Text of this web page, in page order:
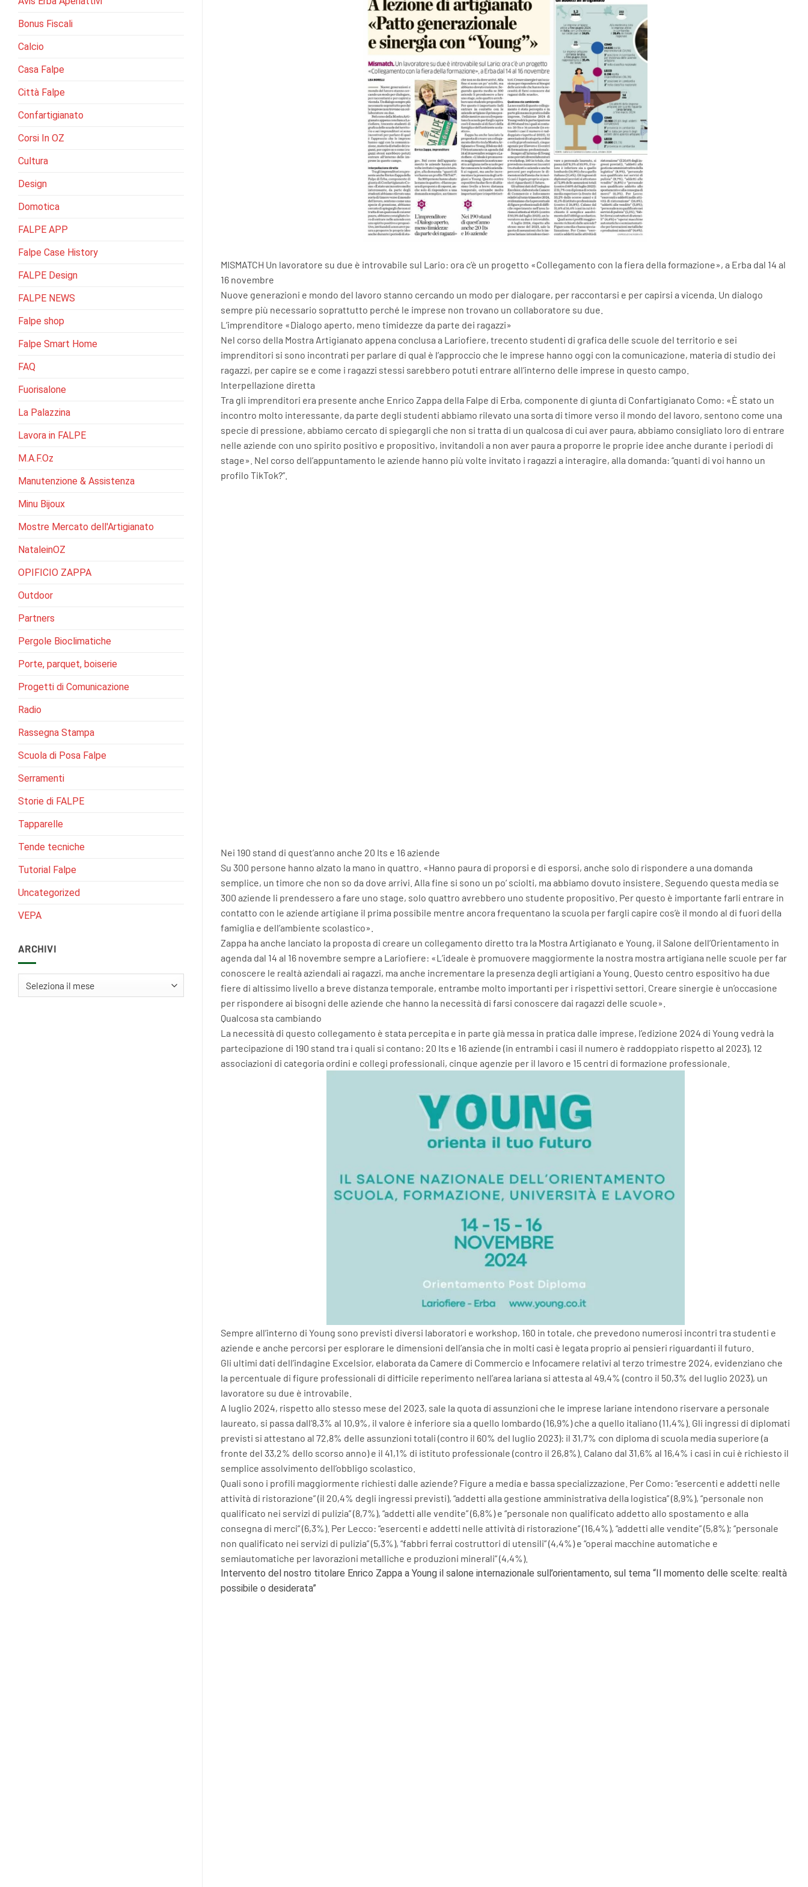
Bonus Fiscali
Calcio
Casa Falpe
Città Falpe
Confartigianato
Corsi In OZ
Cultura
Design
Domotica
FALPE APP
Falpe Case History
FALPE Design
FALPE NEWS
Falpe shop
Falpe Smart Home
FAQ
Fuorisalone
La Palazzina
Lavora in FALPE
M.A.F.Oz
Manutenzione & Assistenza
Minu Bijoux
Mostre Mercato dell'Artigianato
NataleinOZ
OPIFICIO ZAPPA
Outdoor
Partners
Pergole Bioclimatiche
Porte, parquet, boiserie
Progetti di Comunicazione
Radio
Rassegna Stampa
Scuola di Posa Falpe
Serramenti
Storie di FALPE
Tapparelle
Tende tecniche
Tutorial Falpe
Uncategorized
VEPA
ARCHIVI
MISMATCH Un lavoratore su due è introvabile sul Lario: ora c’è un progetto «Collegamento con la fiera della formazione», a Erba dal 14 al
16 novembre
Nuove generazioni e mondo del lavoro stanno cercando un modo per dialogare, per raccontarsi e per capirsi a vicenda. Un dialogo
sempre più necessario soprattutto perché le imprese non trovano un collaboratore su due.
L’imprenditore «Dialogo aperto, meno timidezze da parte dei ragazzi»
Nel corso della Mostra Artigianato appena conclusa a Lariofiere, trecento studenti di grafica delle scuole del territorio e sei
imprenditori si sono incontrati per parlare di qual è l’approccio che le imprese hanno oggi con la comunicazione, materia di studio dei
ragazzi, per capire se e come i ragazzi stessi sarebbero potuti entrare all’interno delle imprese in questo campo.
Interpellazione diretta
Tra gli imprenditori era presente anche Enrico Zappa della Falpe di Erba, componente di giunta di Confartigianato Como: «È stato un
incontro molto interessante, da parte degli studenti abbiamo rilevato una sorta di timore verso il mondo del lavoro, sentono come una
specie di pressione, abbiamo cercato di spiegargli che non si tratta di un qualcosa di cui aver paura, abbiamo consigliato loro di entrare
nelle aziende con uno spirito positivo e propositivo, invitandoli a non aver paura a proporre le proprie idee anche durante i periodi di
stage». Nel corso dell’appuntamento le aziende hanno più volte invitato i ragazzi a interagire, alla domanda: “quanti di voi hanno un
profilo TikTok?”.
Nei 190 stand di quest’anno anche 20 Its e 16 aziende
Su 300 persone hanno alzato la mano in quattro. «Hanno paura di proporsi e di esporsi, anche solo di rispondere a una domanda
semplice, un timore che non so da dove arrivi. Alla fine si sono un po’ sciolti, ma abbiamo dovuto insistere. Seguendo questa media se
300 aziende li prendessero a fare uno stage, solo quattro avrebbero uno studente propositivo. Per questo è importante farli entrare in
contatto con le aziende artigiane il prima possibile mentre ancora frequentano la scuola per fargli capire cos’è il mondo al di fuori della
famiglia e dell’ambiente scolastico».
Zappa ha anche lanciato la proposta di creare un collegamento diretto tra la Mostra Artigianato e Young, il Salone dell’Orientamento in
agenda dal 14 al 16 novembre sempre a Lariofiere: «L’ideale è promuovere maggiormente la nostra mostra artigiana nelle scuole per far
conoscere le realtà aziendali ai ragazzi, ma anche incrementare la presenza degli artigiani a Young. Questo centro espositivo ha due
fiere di altissimo livello a breve distanza temporale, entrambe molto importanti per i rispettivi settori. Creare sinergie è un’occasione
per rispondere ai bisogni delle aziende che hanno la necessità di farsi conoscere dai ragazzi delle scuole».
Qualcosa sta cambiando
La necessità di questo collegamento è stata percepita e in parte già messa in pratica dalle imprese, l’edizione 2024 di Young vedrà la
partecipazione di 190 stand tra i quali si contano: 20 Its e 16 aziende (in entrambi i casi il numero è raddoppiato rispetto al 2023), 12
associazioni di categoria ordini e collegi professionali, cinque agenzie per il lavoro e 15 centri di formazione professionale.
Sempre all’interno di Young sono previsti diversi laboratori e workshop, 160 in totale, che prevedono numerosi incontri tra studenti e
aziende e anche percorsi per esplorare le dimensioni dell’ansia che in molti casi è legata proprio ai pensieri riguardanti il futuro.
Gli ultimi dati dell’indagine Excelsior, elaborata da Camere di Commercio e Infocamere relativi al terzo trimestre 2024, evidenziano che
la percentuale di figure professionali di difficile reperimento nell’area lariana si attesta al 49,4% (contro il 50,3% del luglio 2023), un
lavoratore su due è introvabile.
A luglio 2024, rispetto allo stesso mese del 2023, sale la quota di assunzioni che le imprese lariane intendono riservare a personale
laureato, si passa dall’8,3% al 10,9%, il valore è inferiore sia a quello lombardo (16,9%) che a quello italiano (11,4%). Gli ingressi di diplomati
previsti si attestano al 72,8% delle assunzioni totali (contro il 60% del luglio 2023): il 31,7% con diploma di scuola media superiore (a
fronte del 33,2% dello scorso anno) e il 41,1% di istituto professionale (contro il 26,8%). Calano dal 31,6% al 16,4% i casi in cui è richiesto il
semplice assolvimento dell’obbligo scolastico.
Quali sono i profili maggiormente richiesti dalle aziende? Figure a media e bassa specializzazione. Per Como: “esercenti e addetti nelle
attività di ristorazione” (il 20,4% degli ingressi previsti), “addetti alla gestione amministrativa della logistica” (8,9%), “personale non
qualificato nei servizi di pulizia” (8,7%), “addetti alle vendite” (6,8%) e “personale non qualificato addetto allo spostamento e alla
consegna di merci” (6,3%). Per Lecco: “esercenti e addetti nelle attività di ristorazione” (16,4%), “addetti alle vendite” (5,8%); “personale
non qualificato nei servizi di pulizia” (5,3%), “fabbri ferrai costruttori di utensili” (4,4%) e “operai macchine automatiche e
semiautomatiche per lavorazioni metalliche e produzioni minerali” (4,4%).
Intervento del nostro titolare Enrico Zappa a Young il salone internazionale sull’orientamento, sul tema “Il momento delle scelte: realtà
possibile o desiderata”